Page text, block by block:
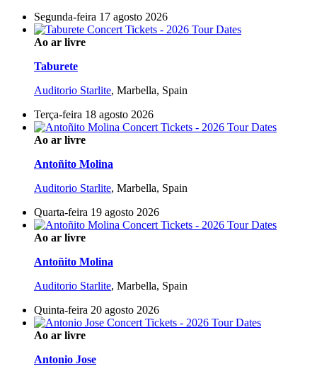
Segunda-feira 17 agosto 2026
Ao ar livre
Taburete
Auditorio Starlite, Marbella, Spain
Terça-feira 18 agosto 2026
Ao ar livre
Antoñito Molina
Auditorio Starlite, Marbella, Spain
Quarta-feira 19 agosto 2026
Ao ar livre
Antoñito Molina
Auditorio Starlite, Marbella, Spain
Quinta-feira 20 agosto 2026
Ao ar livre
Antonio Jose